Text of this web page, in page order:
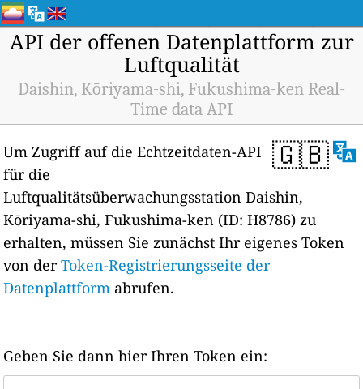
API der offenen Datenplattform zur
Luftqualität
Daishin, Kōriyama-shi, Fukushima-ken Real-
Time data API
🇬🇧
Um Zugriff auf die Echtzeitdaten-API
für die
Luftqualitätsüberwachungsstation Daishin,
Kōriyama-shi, Fukushima-ken (ID: H8786) zu
erhalten, müssen Sie zunächst Ihr eigenes Token
von derToken-Registrierungsseite der
Datenplattform abrufen.
Geben Sie dann hier Ihren Token ein: